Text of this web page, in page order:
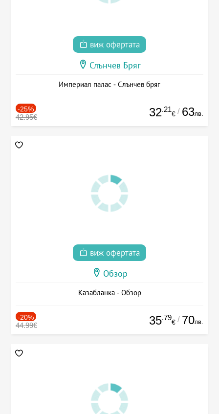
виж офертата
Слънчев Бряг
Империал палас - Слънчев бряг
-25%
42.95€ 32.21
€ / 63лв.
виж офертата
Обзор
Казабланка - Обзор
-20%
44.99€ 35.79
€ / 70лв.